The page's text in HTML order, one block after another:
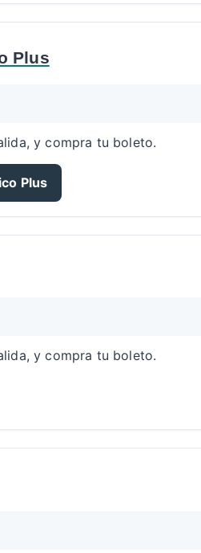
Plus
y compra tu boleto.
Plus
y compra tu boleto.